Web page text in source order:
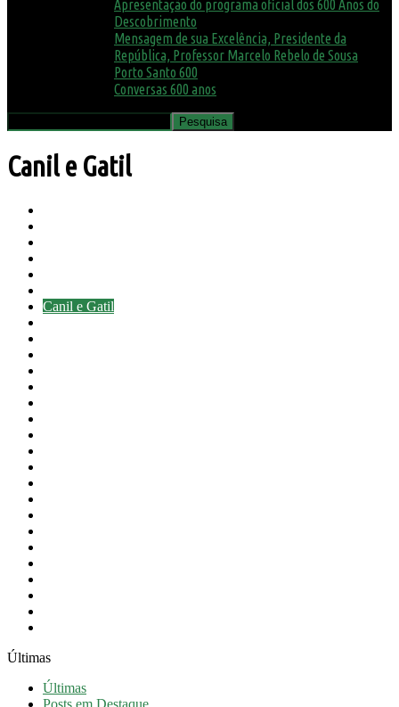
Apresentação do programa oficial dos 600 Anos do
Descobrimento
Mensagem de sua Excelência, Presidente da
República, Professor Marcelo Rebelo de Sousa
Porto Santo 600
Conversas 600 anos
Canil e Gatil
Canil e Gatil
Últimas
Últimas
Posts em Destaque